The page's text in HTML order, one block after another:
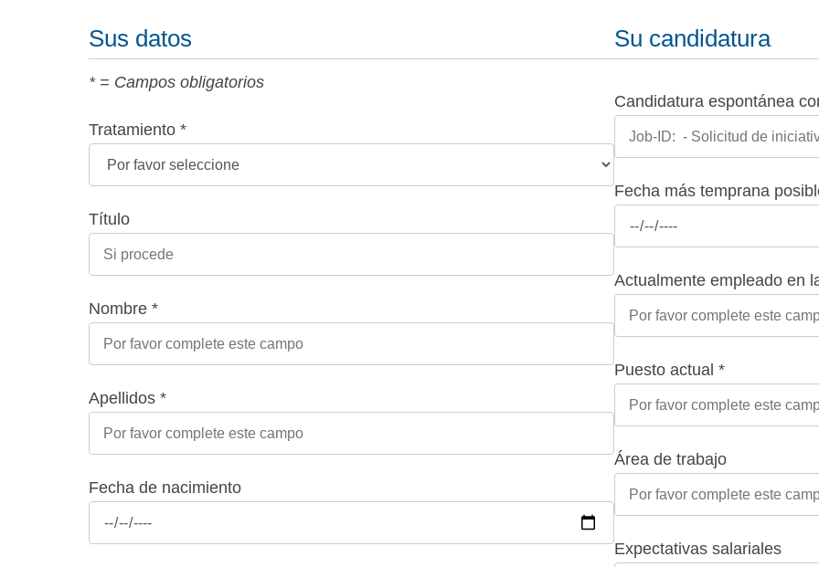
Sus datos
* = Campos obligatorios
Tratamiento *
Título
Nombre *
Apellidos *
Fecha de nacimiento
Su candidatura
Candidatura espontánea
Fecha más temprana
Actualmente empleado en
Puesto actual *
Área de trabajo
Expectativas salariales